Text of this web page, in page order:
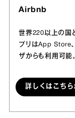
Airbnb
世界220以上の国
プリはApp Store
ザからも利用可能。
詳しくはこちら